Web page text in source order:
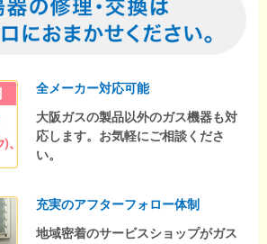
全メーカー対応可能
大阪ガスの製品以外のガス機器も対
応します。お気軽にご相談くださ
い。
充実のアフターフォロー体制
地域密着のサービスショップがガス